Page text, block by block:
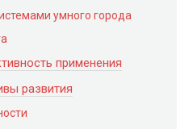
умного города
применения
развития